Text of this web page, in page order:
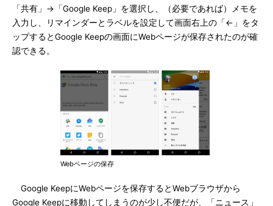
「共有」→「Google Keep」を選択し、（必要であれば）メモを
入力し、リマインダーとラベルを設定して画面右上の「←」をタ
ップするとGoogle Keepの画面にWebページが保存されたのが確
認できる。
Webページの保存
Google KeepにWebページを保存するとWebブラウザから
Google Keepに移動してしまうのが少し不便だが、「ニュース」